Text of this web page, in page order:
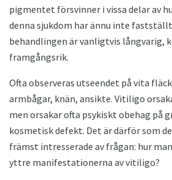
pigmentet försvinner i vissa delar av
denna sjukdom har ännu inte
behandlingen är vanligtvis långvarig,
framgångsrik.
Ofta observeras utseendet på vita
armbågar, knän, ansikte. Vitiligo
men orsakar ofta psykiskt obehag på
kosmetisk defekt. Det är därför som
främst intresserade av frågan: hur
yttre manifestationerna av vitiligo?